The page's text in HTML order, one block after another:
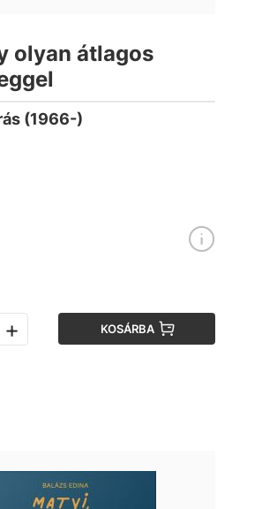
olyan átlagos
(1966-)
+ KOSÁRBA